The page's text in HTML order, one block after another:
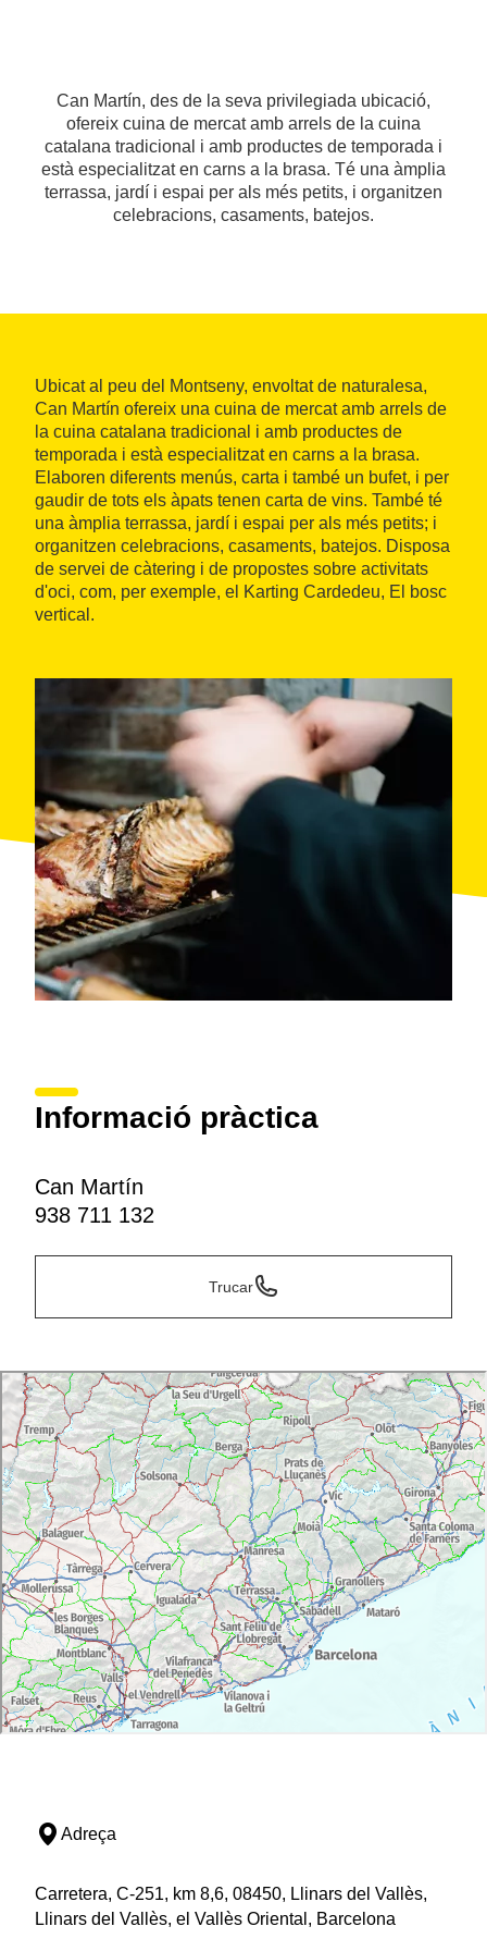
Can Martín, des de la seva privilegiada ubicació,
ofereix cuina de mercat amb arrels de la cuina
catalana tradicional i amb productes de temporada i
està especialitzat en carns a la brasa. Té una àmplia
terrassa, jardí i espai per als més petits, i organitzen
celebracions, casaments, batejos.
Ubicat al peu del Montseny, envoltat de naturalesa,
Can Martín ofereix una cuina de mercat amb arrels de
la cuina catalana tradicional i amb productes de
temporada i està especialitzat en carns a la brasa.
Elaboren diferents menús, carta i també un bufet, i per
gaudir de tots els àpats tenen carta de vins. També té
una àmplia terrassa, jardí i espai per als més petits; i
organitzen celebracions, casaments, batejos. Disposa
de servei de càtering i de propostes sobre activitats
d'oci, com, per exemple, el Karting Cardedeu, El bosc
vertical.
Informació pràctica
Can Martín
938 711 132
Trucar
Adreça
Carretera, C-251, km 8,6, 08450, Llinars del Vallès,
Llinars del Vallès, el Vallès Oriental, Barcelona